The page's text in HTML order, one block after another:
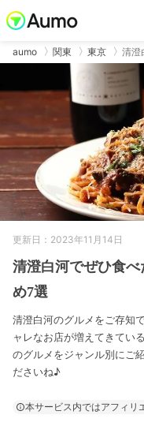
aumo 関東 東京 清澄
更新日：2023年11月14日
清澄白河でぜひ食
め7選
清澄白河のグルメをご存知
ャレなお店が増えてきてい
のグルメをジャンル別にご
ださいね♪
本サービス内ではアフィリ